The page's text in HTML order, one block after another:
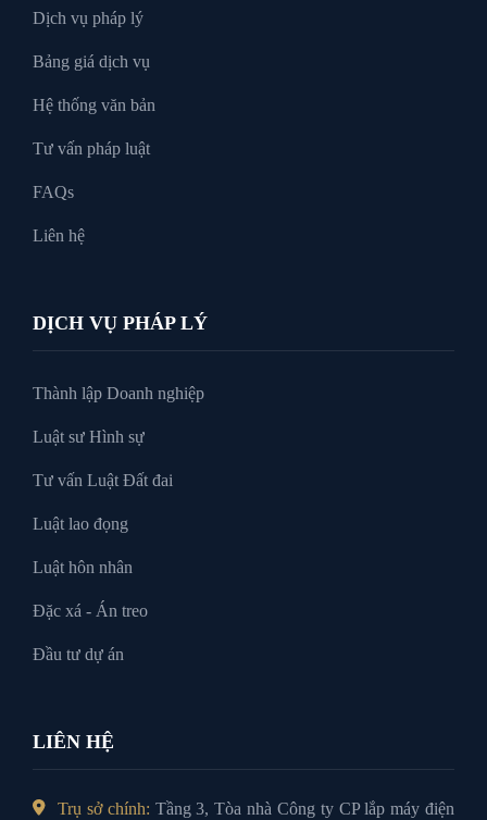
Dịch vụ pháp lý
Bảng giá dịch vụ
Hệ thống văn bản
Tư vấn pháp luật
FAQs
Liên hệ
DỊCH VỤ PHÁP LÝ
Thành lập Doanh nghiệp
Luật sư Hình sự
Tư vấn Luật Đất đai
Luật lao đọng
Luật hôn nhân
Đặc xá - Án treo
Đầu tư dự án
LIÊN HỆ
Trụ sở chính: Tầng 3, Tòa nhà Công ty CP lắp máy điện